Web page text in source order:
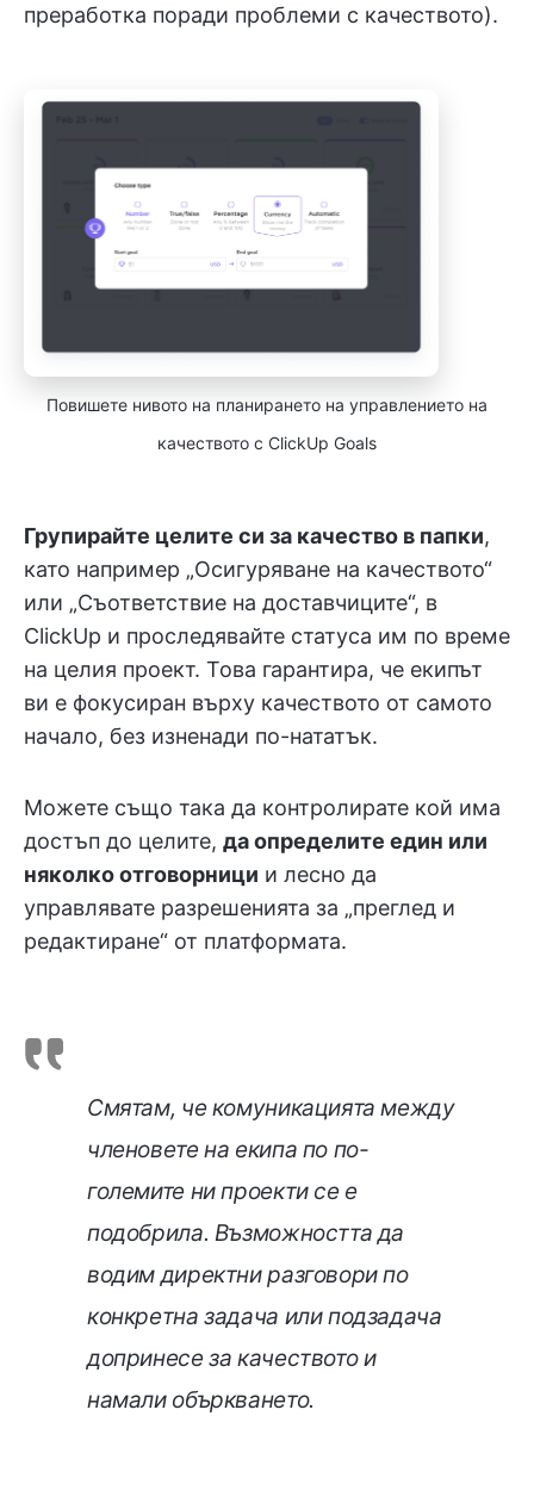
преработка поради проблеми с качеството).
Повишете нивото на планирането на управлението на
качеството с ClickUp Goals
Групирайте целите си за качество в папки,
като например „Осигуряване на качеството“
или „Съответствие на доставчиците“, в
ClickUp и проследявайте статуса им по време
на целия проект. Това гарантира, че екипът
ви е фокусиран върху качеството от самото
начало, без изненади по-нататък.
Можете също така да контролирате кой има
достъп до целите, да определите един или
няколко отговорници и лесно да
управлявате разрешенията за „преглед и
редактиране“ от платформата.
Смятам, че комуникацията между
членовете на екипа по по-
големите ни проекти се е
подобрила. Възможността да
водим директни разговори по
конкретна задача или подзадача
допринесе за качеството и
намали объркването.